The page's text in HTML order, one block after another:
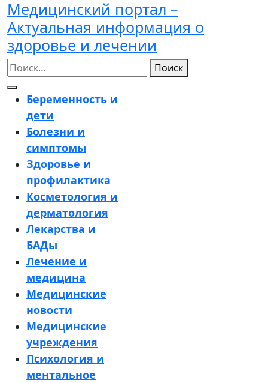
Перейти
содержимому
Медицинский портал –
Актуальная информация о
здоровье и лечении
Поиск
Кнопка
Открыть
Беременность и
дети
Болезни и
симптомы
Здоровье и
профилактика
Косметология и
дерматология
Лекарства и
БАДы
Лечение и
медицина
Медицинские
новости
Медицинские
учреждения
Психология и
ментальное